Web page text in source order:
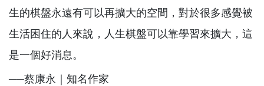
生的棋盤永遠有可以再擴大的空間，對於很多感覺被
生活困住的人來說，人生棋盤可以靠學習來擴大，這
是一個好消息。
──蔡康永｜知名作家